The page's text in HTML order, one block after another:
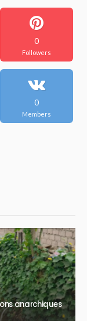
0
Followers
0
Members
anarchiques